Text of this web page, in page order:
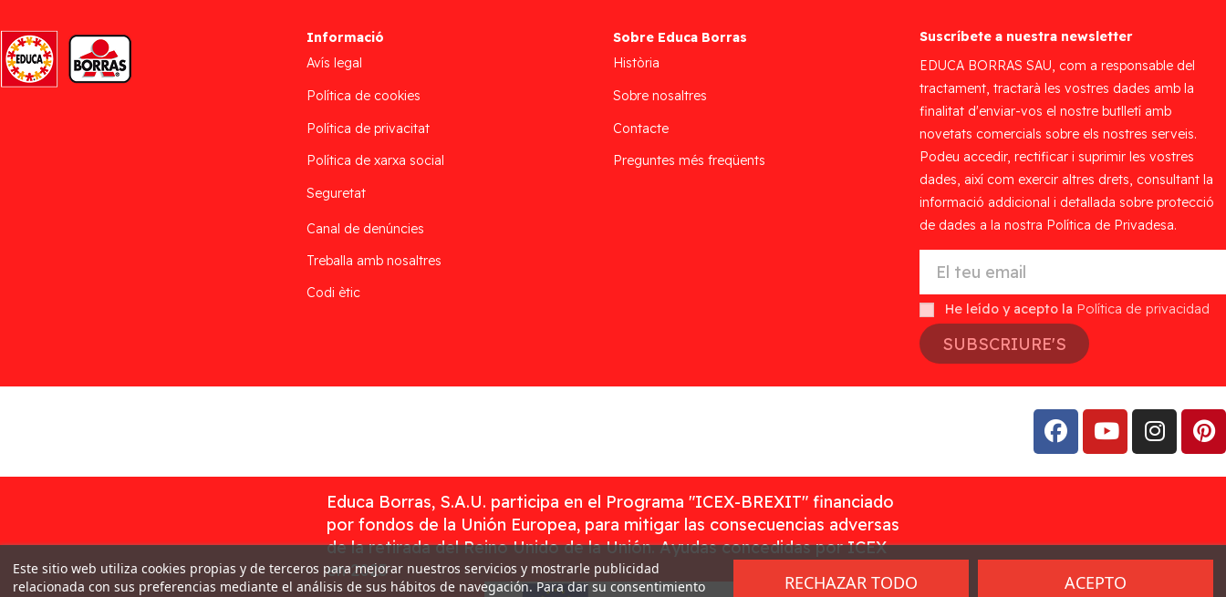
Informació
Avís legal
Política de cookies
Política de privacitat
Política de xarxa social
Seguretat
Canal de denúncies
Treballa amb nosaltres
Codi ètic
Sobre Educa Borras
Història
Sobre nosaltres
Contacte
Preguntes més freqüents
Suscríbete a nuestra newsletter
EDUCA BORRAS SAU, com a responsable del
tractament, tractarà les vostres dades amb la
finalitat d'enviar-vos el nostre butlletí amb
novetats comercials sobre els nostres serveis.
Podeu accedir, rectificar i suprimir les vostres
dades, així com exercir altres drets, consultant la
informació addicional i detallada sobre protecció
de dades a la nostra Política de Privadesa.
He leído y acepto la Política de privacidad
SUBSCRIURE'S
Educa Borras, S.A.U. participa en el Programa "ICEX-BREXIT" financiado
por fondos de la Unión Europea, para mitigar las consecuencias adversas
de la retirada del Reino Unido de la Unión. Ayudas concedidas por ICEX
en 2023
Este sitio web utiliza cookies propias y de terceros para mejorar nuestros servicios y mostrarle publicidad
relacionada con sus preferencias mediante el análisis de sus hábitos de navegación. Para dar su consentimiento
RECHAZAR TODO ACEPTO